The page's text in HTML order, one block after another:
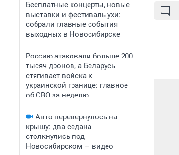
Бесплатные концерты, новые
выставки и фестиваль ухи:
собрали главные события
выходных в Новосибирске
Россию атаковали больше 200
тысяч дронов, а Беларусь
стягивает войска к
украинской границе: главное
об СВО за неделю
Авто перевернулось на
крышу: два седана
столкнулись под
Новосибирском — видео